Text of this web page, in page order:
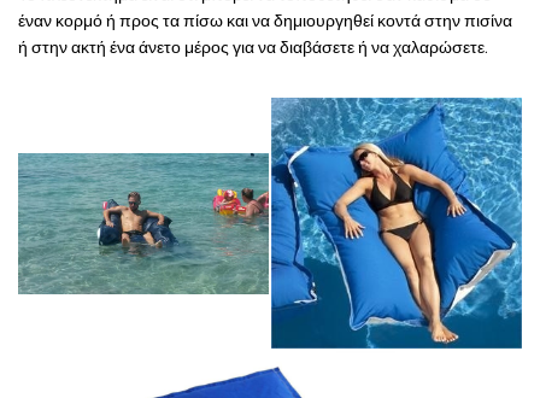
έναν κορμό ή προς τα πίσω και να δημιουργηθεί κοντά στην πισίνα
ή στην ακτή ένα άνετο μέρος για να διαβάσετε ή να χαλαρώσετε.